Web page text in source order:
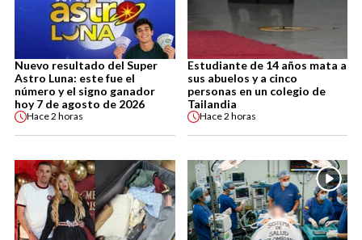
Nuevo resultado del Super
Astro Luna: este fue el
número y el signo ganador
hoy 7 de agosto de 2026
Hace2 horas
Estudiante de 14 años mata a
sus abuelos y a cinco
personas en un colegio de
Tailandia
Hace2 horas